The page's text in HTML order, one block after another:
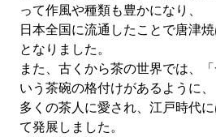
って作風や種類も豊かになり、
日本全国に流通したことで唐津
となりました。
また、古くから茶の世界では、
いう茶碗の格付けがあるように、
多くの茶人に愛され、江戸時代
て発展しました。